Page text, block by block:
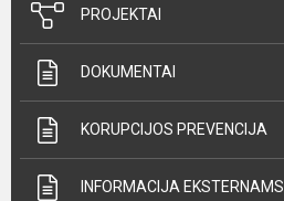
PROJEKTAI
DOKUMENTAI
KORUPCIJOS PREVENCIJA
INFORMACIJA EKSTERNAMS